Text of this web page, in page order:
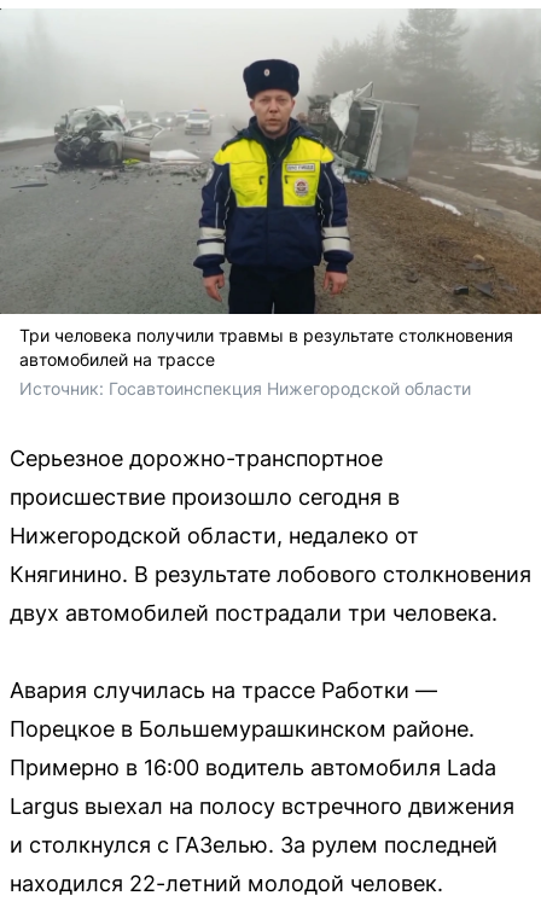
Три человека получили травмы в результате столкновения
автомобилей на трассе
Источник: Госавтоинспекция Нижегородской области
Серьезное дорожно-транспортное
происшествие произошло сегодня в
Нижегородской области, недалеко от
Княгинино. В результате лобового столкновения
двух автомобилей пострадали три человека.
Авария случилась на трассе Работки —
Порецкое в Большемурашкинском районе.
Примерно в 16:00 водитель автомобиля Lada
Largus выехал на полосу встречного движения
и столкнулся с ГАЗелью. За рулем последней
находился 22-летний молодой человек.